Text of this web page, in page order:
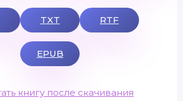
TXT RTF
EPUB
книгу после скачивания